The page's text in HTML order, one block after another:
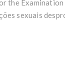
the
sexuais